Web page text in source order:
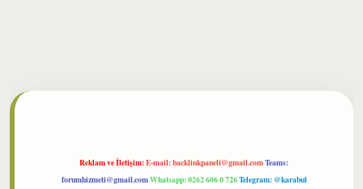
Reklam ve İletişim:E-mail:backlinkpaneli@gmail.comTeams:
forumhizmeti@gmail.comWhatsapp: 0262 606 0 726Telegram: @karabul